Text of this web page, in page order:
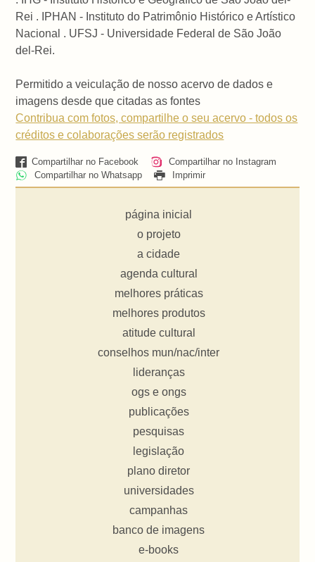
Rei . IPHAN - Instituto do Patrimônio Histórico e Artístico
Nacional . UFSJ - Universidade Federal de São João
del-Rei.
Permitido a veiculação de nosso acervo de dados e
imagens desde que citadas as fontes
Contribua com fotos, compartilhe o seu acervo - todos os
créditos e colaborações serão registrados
Compartilhar no Facebook
Compartilhar no Instagram
Compartilhar no Whatsapp
Imprimir
página inicial
o projeto
a cidade
agenda cultural
melhores práticas
melhores produtos
atitude cultural
conselhos mun/nac/inter
lideranças
ogs e ongs
publicações
pesquisas
legislação
plano diretor
universidades
campanhas
banco de imagens
e-books